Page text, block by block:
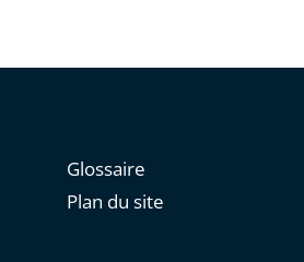
Glossaire
Plan du site